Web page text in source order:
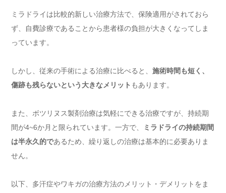
ミラドライは比較的新しい治療方法で、保険適用がされておら
ず、自費診療であることから患者様の負担が大きくなってしま
っています。
しかし、従来の手術による治療に比べると、 施術時間も短く、
傷跡も残らないという大きなメリット もあります。
また、ボツリヌス製剤治療は気軽にできる治療ですが、持続期
間が4~6か月と限られています。一方で、
ミラドライの持続期間
は半永久的であるため、繰り返しの治療は基本的に必要ありま
せん。
以下、多汗症やワキガの治療方法のメリット・デメリットをま